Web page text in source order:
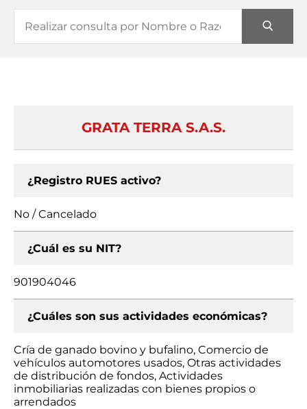
GRATA TERRA S.A.S.
¿Registro RUES activo?
No / Cancelado
¿Cuál es su NIT?
901904046
¿Cuáles son sus actividades económicas?
Cría de ganado bovino y bufalino, Comercio de
vehículos automotores usados, Otras actividades
de distribución de fondos, Actividades
inmobiliarias realizadas con bienes propios o
arrendados